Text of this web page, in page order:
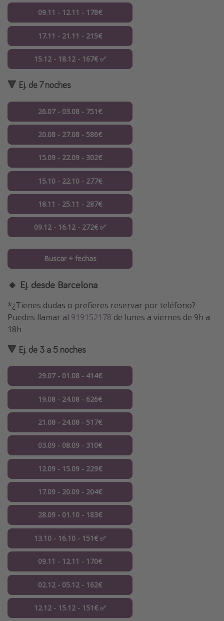
09.11 - 12.11 - 178€
17.11 - 21.11 - 215€
15.12 - 18.12 - 167€ ✅
🔻 Ej. de 7 noches
26.07 - 03.08 - 751€
20.08 - 27.08 - 586€
15.09 - 22.09 - 302€
15.10 - 22.10 - 277€
18.11 - 25.11 - 287€
09.12 - 16.12 - 272€ ✅
Buscar + fechas
🔸 Ej. desde Barcelona
*¿Tienes dudas o prefieres reservar por teléfono?
Puedes llamar al 919152178 de lunes a viernes de 9h a
18h
🔻 Ej. de 3 a 5 noches
29.07 - 01.08 - 414€
19.08 - 24.08 - 626€
21.08 - 24.08 - 517€
03.09 - 08.09 - 310€
12.09 - 15.09 - 229€
17.09 - 20.09 - 204€
28.09 - 01.10 - 183€
13.10 - 16.10 - 151€ ✅
09.11 - 12.11 - 170€
02.12 - 05.12 - 162€
12.12 - 15.12 - 151€ ✅